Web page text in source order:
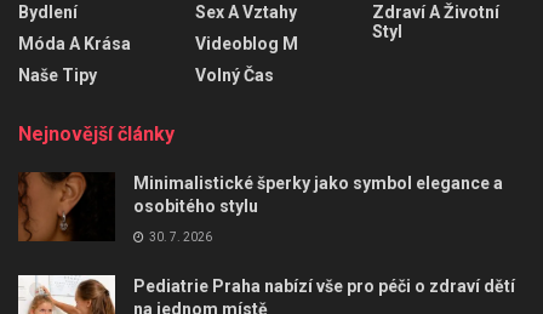
Bydlení
Móda A Krása
Naše Tipy
Sex A Vztahy
Videoblog M
Volný Čas
Zdraví A Životní
Styl
Nejnovější články
Minimalistické šperky jako symbol elegance a
osobitého stylu
30. 7. 2026
Pediatrie Praha nabízí vše pro péči o zdraví dětí
na jednom místě